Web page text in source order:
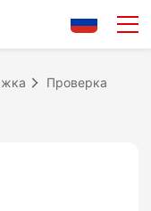
Проверка